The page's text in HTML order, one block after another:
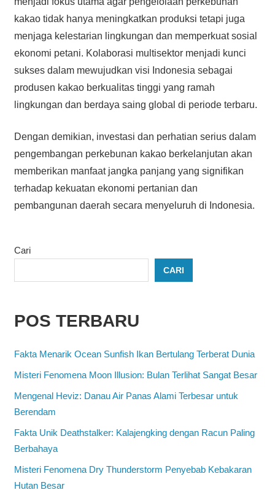
kakao tidak hanya meningkatkan produksi tetapi juga
menjaga kelestarian lingkungan dan memperkuat sosial
ekonomi petani. Kolaborasi multisektor menjadi kunci
sukses dalam mewujudkan visi Indonesia sebagai
produsen kakao berkualitas tinggi yang ramah
lingkungan dan berdaya saing global di periode terbaru.
Dengan demikian, investasi dan perhatian serius dalam
pengembangan perkebunan kakao berkelanjutan akan
memberikan manfaat jangka panjang yang signifikan
terhadap kekuatan ekonomi pertanian dan
pembangunan daerah secara menyeluruh di Indonesia.
Cari
CARI
POS TERBARU
Fakta Menarik Ocean Sunfish Ikan Bertulang Terberat Dunia
Misteri Fenomena Moon Illusion: Bulan Terlihat Sangat Besar
Mengenal Heviz: Danau Air Panas Alami Terbesar untuk
Berendam
Fakta Unik Deathstalker: Kalajengking dengan Racun Paling
Berbahaya
Misteri Fenomena Dry Thunderstorm Penyebab Kebakaran
Hutan Besar